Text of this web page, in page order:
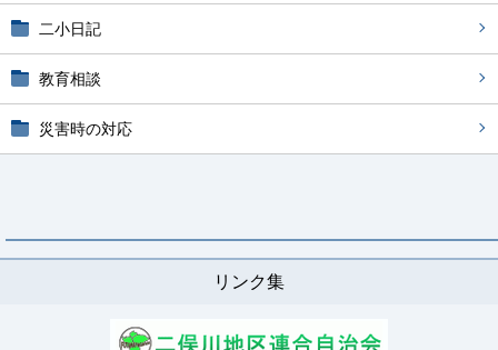
二小日記
教育相談
災害時の対応
リンク集